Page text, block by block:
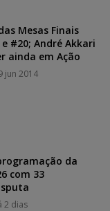
Mesas Finais
#20; André Akkari
ainda em Ação
jun 2014
da
com 33
2 dias